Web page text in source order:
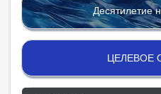
Десятилетие
ЦЕЛЕВОЕ